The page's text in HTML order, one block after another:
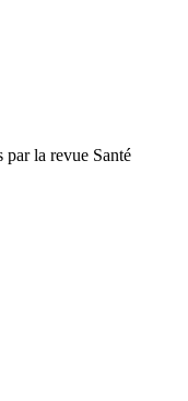
par la revue Santé